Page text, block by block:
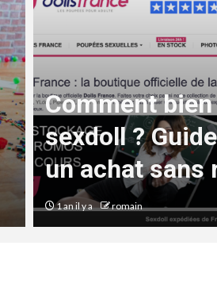
Comment
sexdoll ?
un achat sans
1 an il y a romain